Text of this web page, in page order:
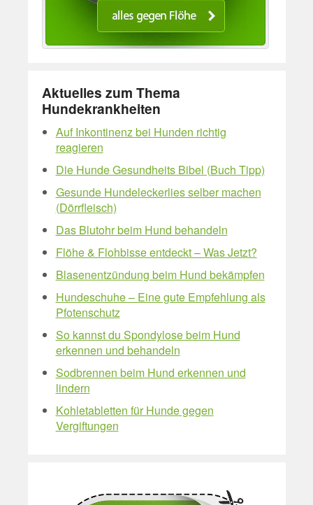
Aktuelles zum Thema
Hundekrankheiten
Auf Inkontinenz bei Hunden richtig
reagieren
Die Hunde Gesundheits Bibel (Buch Tipp)
Gesunde Hundeleckerlies selber machen
(Dörrfleisch)
Das Blutohr beim Hund behandeln
Flöhe & Flohbisse entdeckt – Was Jetzt?
Blasenentzündung beim Hund bekämpfen
Hundeschuhe – Eine gute Empfehlung als
Pfotenschutz
So kannst du Spondylose beim Hund
erkennen und behandeln
Sodbrennen beim Hund erkennen und
lindern
Kohletabletten für Hunde gegen
Vergiftungen